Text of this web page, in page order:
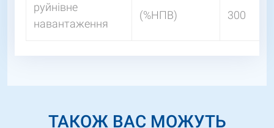
руйнівне
навантаження
(%НПВ) 300
ТАКОЖ ВАС МОЖУТЬ